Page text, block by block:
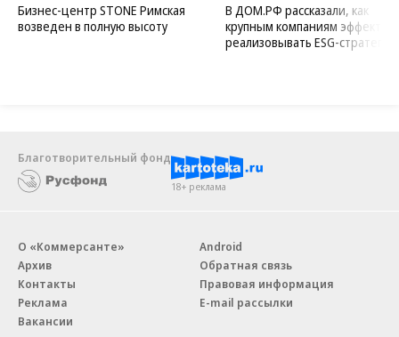
Бизнес-центр STONE Римская
возведен в полную высоту
В ДОМ.РФ рассказали, как
крупным компаниям
реализовывать ESG-стратегию
Благотворительный фонд
18+ реклама
О «Коммерсанте»
Архив
Контакты
Реклама
Вакансии
Android
Обратная связь
Правовая информация
E-mail рассылки